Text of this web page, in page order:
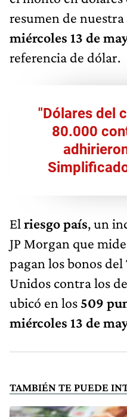
resumen de
miércoles 13 de
referencia de dólar.
"Dólares del
80.000
El riesgo país, un
JP Morgan que
pagan los bonos del
Unidos contra los
ubicó en los 509
miércoles 13 de
TAMBIÉN TE PUEDE